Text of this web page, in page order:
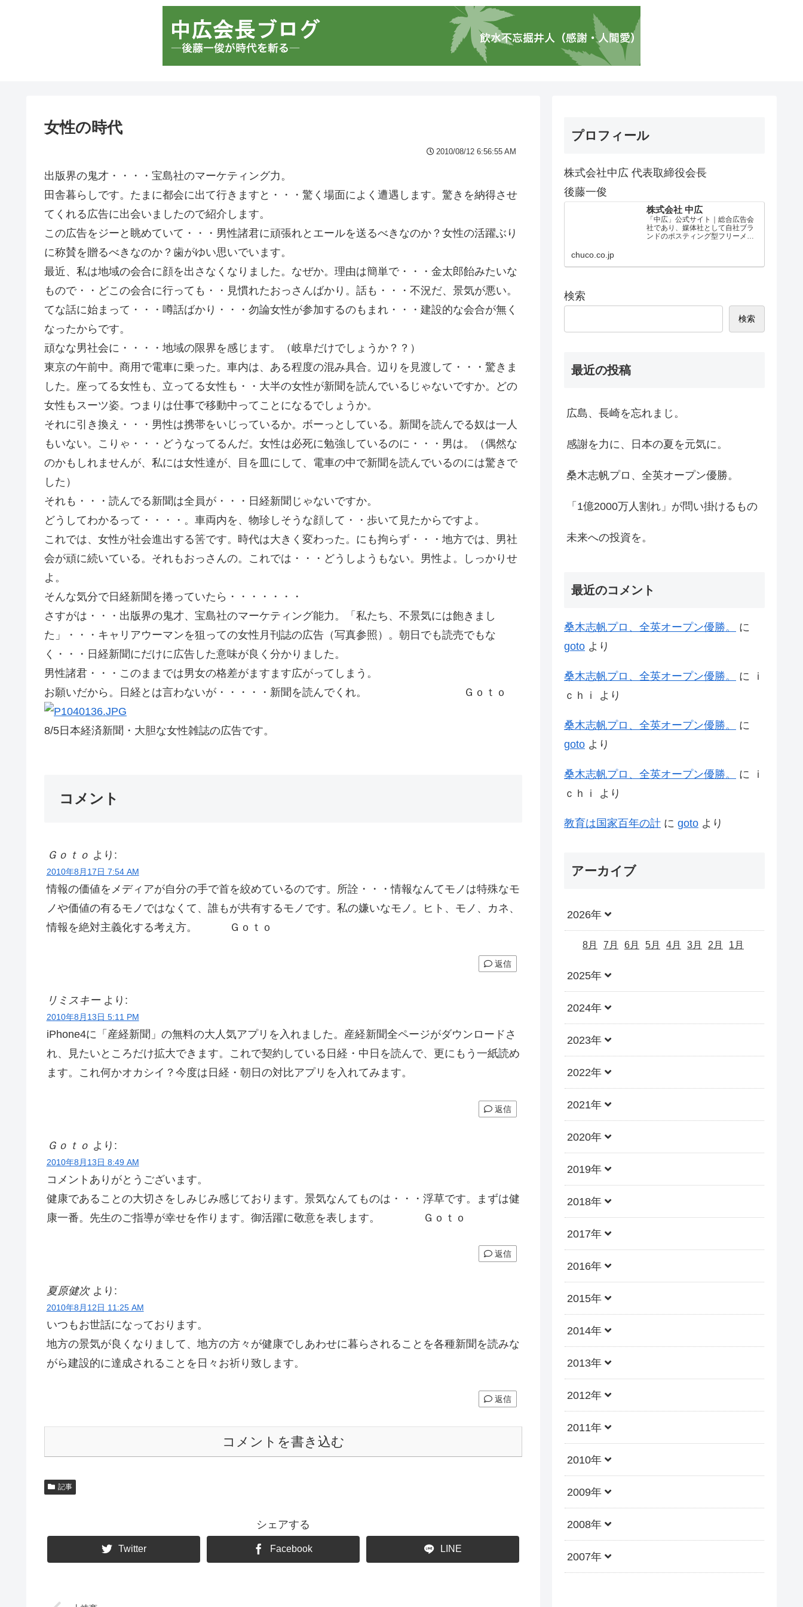
女性の時代
2010/08/12 6:56:55 AM
出版界の鬼才・・・・宝島社のマーケティング力。
田舎暮らしです。たまに都会に出て行きますと・・・驚く場面によく遭遇します。驚きを納得させ
てくれる広告に出会いましたので紹介します。
この広告をジーと眺めていて・・・男性諸君に頑張れとエールを送るべきなのか？女性の活躍ぶり
に称賛を贈るべきなのか？歯がゆい思いでいます。
最近、私は地域の会合に顔を出さなくなりました。なぜか。理由は簡単で・・・金太郎飴みたいな
もので・・どこの会合に行っても・・見慣れたおっさんばかり。話も・・・不況だ、景気が悪い。
てな話に始まって・・・噂話ばかり・・・勿論女性が参加するのもまれ・・・建設的な会合が無く
なったからです。
頑なな男社会に・・・・地域の限界を感じます。（岐阜だけでしょうか？？）
東京の午前中。商用で電車に乗った。車内は、ある程度の混み具合。辺りを見渡して・・・驚きま
した。座ってる女性も、立ってる女性も・・大半の女性が新聞を読んでいるじゃないですか。どの
女性もスーツ姿。つまりは仕事で移動中ってことになるでしょうか。
それに引き換え・・・男性は携帯をいじっているか。ボーっとしている。新聞を読んでる奴は一人
もいない。こりゃ・・・どうなってるんだ。女性は必死に勉強しているのに・・・男は。（偶然な
のかもしれませんが、私には女性達が、目を皿にして、電車の中で新聞を読んでいるのには驚きで
した）
それも・・・読んでる新聞は全員が・・・日経新聞じゃないですか。
どうしてわかるって・・・・。車両内を、物珍しそうな顔して・・歩いて見たからですよ。
これでは、女性が社会進出する筈です。時代は大きく変わった。にも拘らず・・・地方では、男社
会が頑に続いている。それもおっさんの。これでは・・・どうしようもない。男性よ。しっかりせ
よ。
そんな気分で日経新聞を捲っていたら・・・・・・・
さすがは・・・出版界の鬼才、宝島社のマーケティング能力。「私たち、不景気には飽きまし
た」・・・キャリアウーマンを狙っての女性月刊誌の広告（写真参照）。朝日でも読売でもな
く・・・日経新聞にだけに広告した意味が良く分かりました。
男性諸君・・・このままでは男女の格差がますます広がってしまう。
お願いだから。日経とは言わないが・・・・・新聞を読んでくれ。 Ｇｏｔｏ
8/5日本経済新聞・大胆な女性雑誌の広告です。
コメント
Ｇｏｔｏ より:
2010年8月17日 7:54 AM
情報の価値をメディアが自分の手で首を絞めているのです。所詮・・・情報なんてモノは特殊なモ
ノや価値の有るモノではなくて、誰もが共有するモノです。私の嫌いなモノ。ヒト、モノ、カネ、
情報を絶対主義化する考え方。 Ｇｏｔｏ
返信
リミスキー より:
2010年8月13日 5:11 PM
iPhone4に「産経新聞」の無料の大人気アプリを入れました。産経新聞全ページがダウンロードさ
れ、見たいところだけ拡大できます。これで契約している日経・中日を読んで、更にもう一紙読め
ます。これ何かオカシイ？今度は日経・朝日の対比アプリを入れてみます。
返信
Ｇｏｔｏ より:
2010年8月13日 8:49 AM
コメントありがとうございます。
健康であることの大切さをしみじみ感じております。景気なんてものは・・・浮草です。まずは健
康一番。先生のご指導が幸せを作ります。御活躍に敬意を表します。 Ｇｏｔｏ
返信
夏原健次 より:
2010年8月12日 11:25 AM
いつもお世話になっております。
地方の景気が良くなりまして、地方の方々が健康でしあわせに暮らされることを各種新聞を読みな
がら建設的に達成されることを日々お祈り致します。
返信
コメントを書き込む
記事
シェアする
Twitter Facebook LINE
プロフィール
株式会社中広 代表取締役会長
後藤一俊
株式会社 中広
「中広」公式サイト｜総合広告会
社であり、媒体社として自社ブラ
ンドのポスティング型フリーメデ
chuco.co.jp
検索
検索
最近の投稿
広島、長崎を忘れまじ。
感謝を力に、日本の夏を元気に。
桑木志帆プロ、全英オープン優勝。
「1億2000万人割れ」が問い掛けるもの
未来への投資を。
最近のコメント
桑木志帆プロ、全英オープン優勝。
に
goto より
桑木志帆プロ、全英オープン優勝。 に
ｉ
ｃｈｉ
より
桑木志帆プロ、全英オープン優勝。
に
goto より
桑木志帆プロ、全英オープン優勝。 に
ｉ
ｃｈｉ
より
教育は国家百年の計 に goto より
アーカイブ
2026年
8月 7月 6月 5月 4月 3月 2月 1月
2025年
2024年
2023年
2022年
2021年
2020年
2019年
2018年
2017年
2016年
2015年
2014年
2013年
2012年
2011年
2010年
2009年
2008年
2007年